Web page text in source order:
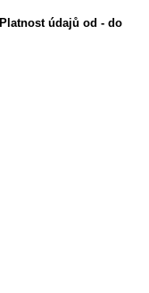
Platnost údajů od - do